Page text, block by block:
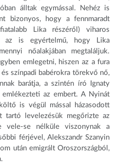
álltak egymással. Nehéz is
bizonyos, hogy a fennmaradt
Lika részéről) viharos
az is egyértelmű, hogy Lika
nőalakjában megtaláljuk.
emlegetni, hiszen az a fura
színpadi babérokra törekvő nő,
barátja, a szintén író Ignaty
az embert. A Nyinát
is végül mással házasodott
tartó levelezésük megőrizte az
vele-se nélküle viszonynak a
férjével, Alekszandr Szanyin
után emigrált Oroszországból,